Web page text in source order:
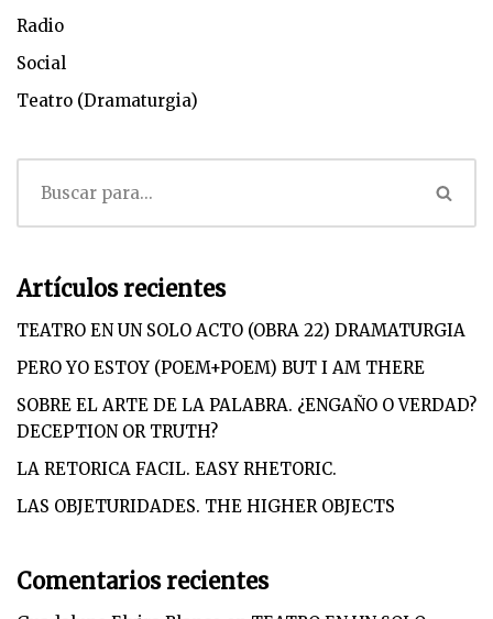
Radio
Social
Teatro (Dramaturgia)
Artículos recientes
TEATRO EN UN SOLO ACTO (OBRA 22) DRAMATURGIA
PERO YO ESTOY (POEM+POEM) BUT I AM THERE
SOBRE EL ARTE DE LA PALABRA. ¿ENGAÑO O VERDAD?
DECEPTION OR TRUTH?
LA RETORICA FACIL. EASY RHETORIC.
LAS OBJETURIDADES. THE HIGHER OBJECTS
Comentarios recientes